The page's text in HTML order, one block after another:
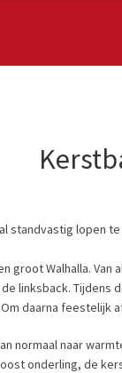
standvastig lopen
Walhalla.
linksback.
daarna feestelijk
normaal naar
onderling, de